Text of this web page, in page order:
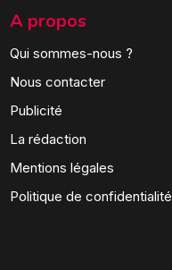
A propos
Qui sommes-nous ?
Nous contacter
Publicité
La rédaction
Mentions légales
Politique de confidentialité